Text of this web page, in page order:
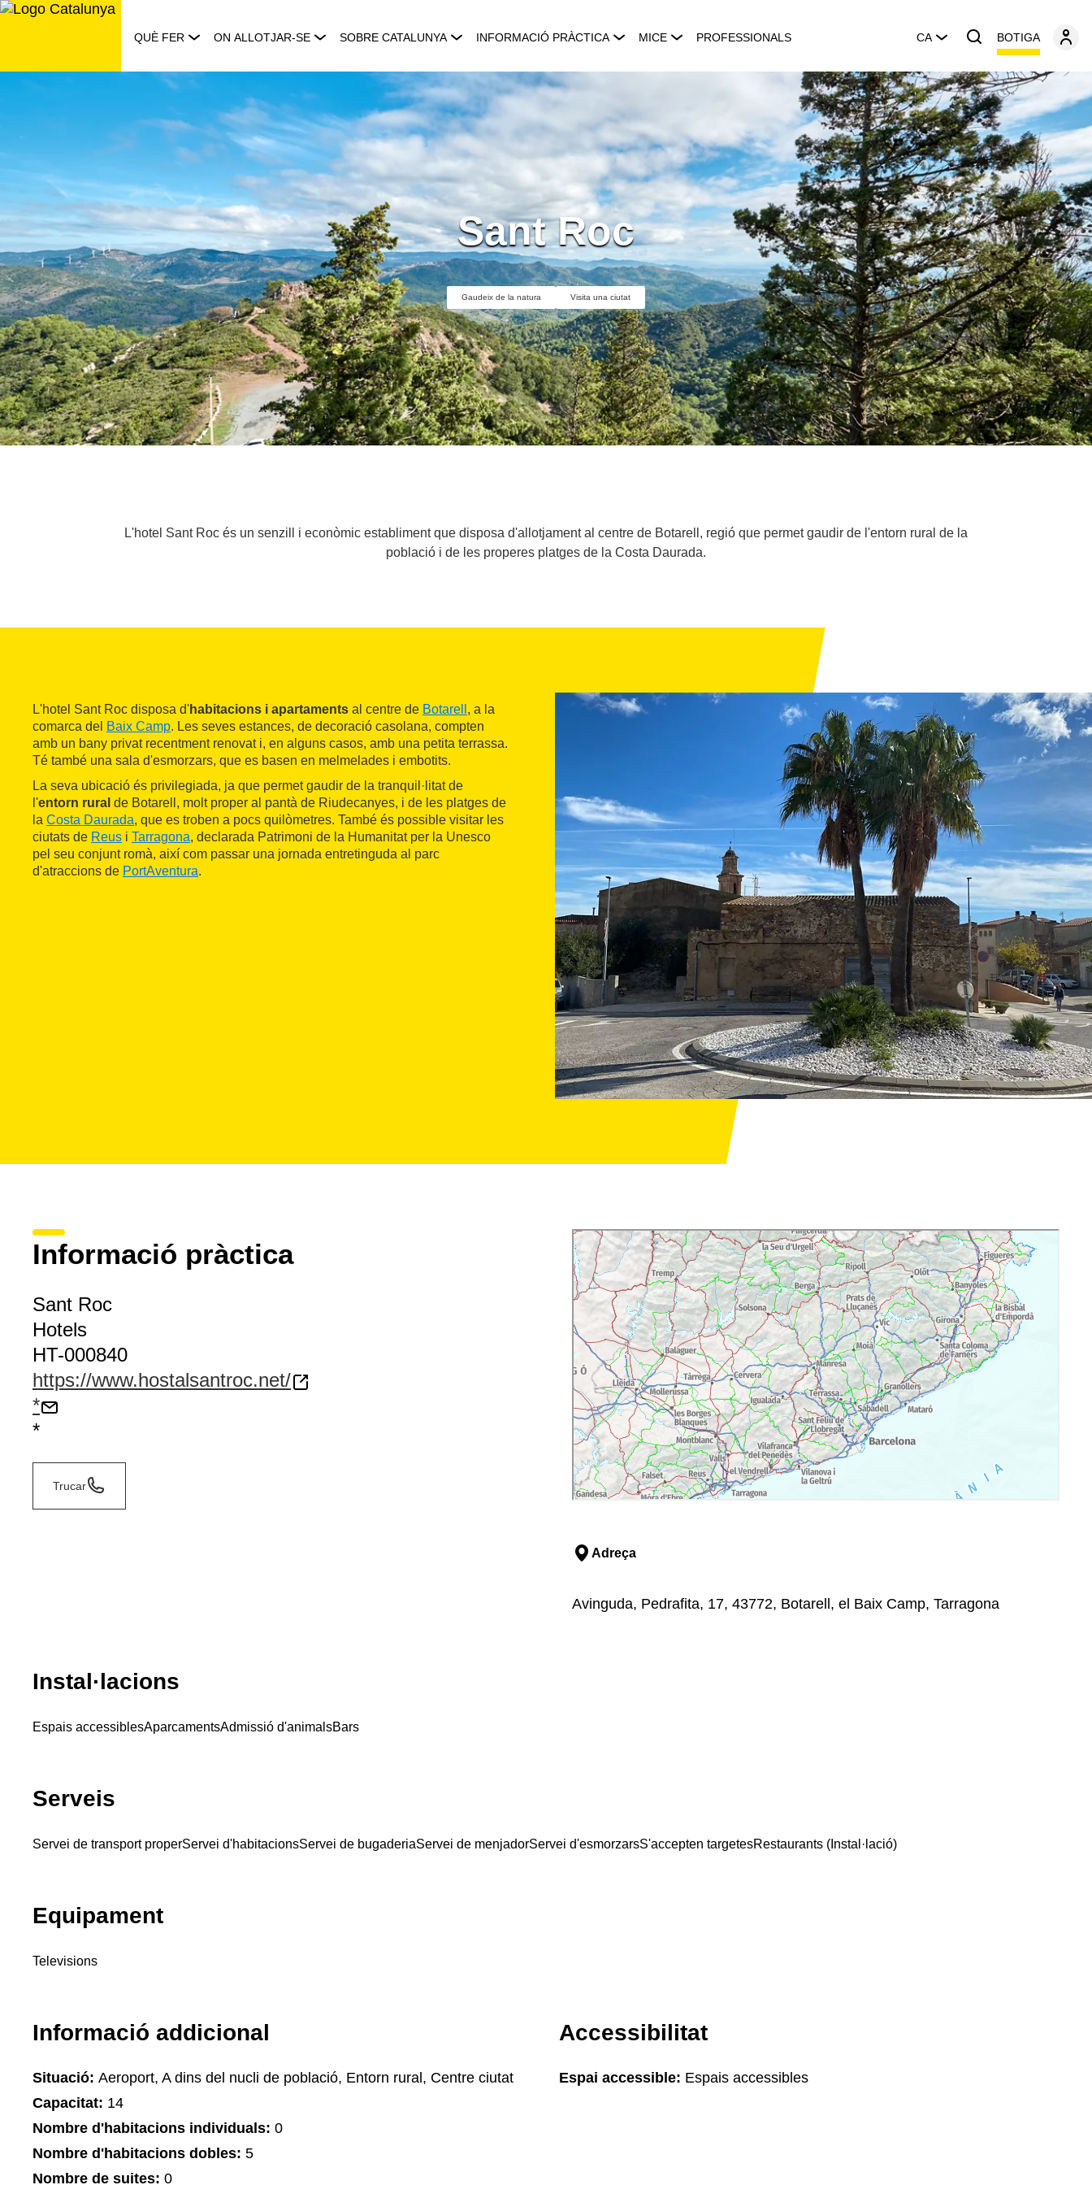
Saltar
QUÈ FER ON ALLOTJAR-SE SOBRE CATALUNYA INFORMACIÓ PRÀCTICA MICE PROFESSIONALS CA BOTIGA
Sant Roc
Gaudeix de la natura Visita una ciutat
L'hotel Sant Roc és un senzill i econòmic establiment que disposa d'allotjament al centre de Botarell, regió que permet gaudir de l'entorn rural de la
població i de les properes platges de la Costa Daurada.
L'hotel Sant Roc disposa d'habitacions i apartaments al centre de Botarell , a la
comarca del Baix Camp. Les seves estances, de decoració casolana, compten
amb un bany privat recentment renovat i, en alguns casos, amb una petita terrassa.
Té també una sala d'esmorzars, que es basen en melmelades i embotits.
La seva ubicació és privilegiada, ja que permet gaudir de la tranquil·litat de
l'entorn rural de Botarell, molt proper al pantà de Riudecanyes, i de les platges de
la Costa Daurada, que es troben a pocs quilòmetres. També és possible visitar les
ciutats de Reus i Tarragona, declarada Patrimoni de la Humanitat per la Unesco
pel seu conjunt romà, així com passar una jornada entretinguda al parc
d'atraccions de PortAventura.
Informació pràctica
Sant Roc
Hotels
HT-000840
https://www.hostalsantroc.net/
*
*
Trucar
Adreça
Avinguda, Pedrafita, 17, 43772, Botarell, el Baix Camp, Tarragona
Instal·lacions
Espais accessiblesAparcamentsAdmissió d'animalsBars
Serveis
Servei de transport properServei d'habitacionsServei de bugaderiaServei de menjadorServei d'esmorzarsS'accepten targetesRestaurants (Instal·lació)
Equipament
Televisions
Informació addicional
Situació: Aeroport, A dins del nucli de població, Entorn rural, Centre ciutat
Capacitat: 14
Nombre d'habitacions individuals: 0
Nombre d'habitacions dobles: 5
Nombre de suites: 0
Accessibilitat
Espai accessible: Espais accessibles